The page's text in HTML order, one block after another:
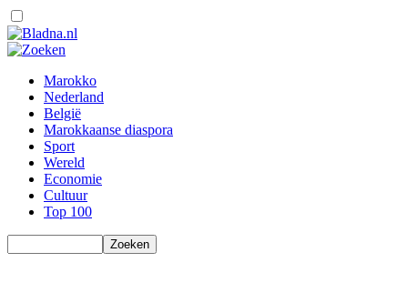
Marokko
Nederland
België
Marokkaanse diaspora
Sport
Wereld
Economie
Cultuur
Top 100